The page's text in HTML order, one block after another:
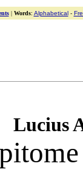
| Words: Alphabetical-
Lucius